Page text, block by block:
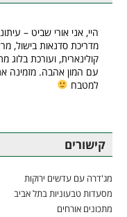
היי, אני אורי שביט –
מדריכת סדנאות בישול,
קולינארית, ועורכת בלוג
עם המון אהבה. מזמינה
למטבח
קישורים
מג'דרה עם עדשים ירוקות
מסעדות טבעוניות בתל אביב
מתכונים אורחים